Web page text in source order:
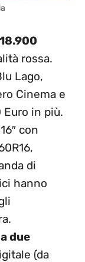
rossa.
Lago,
Cinema e
Euro in più.
con
di
hanno
due
(da